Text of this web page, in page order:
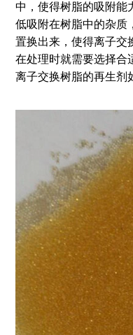
中，使得树脂的吸附能
低吸附在树脂中的杂质
置换出来，使得离子交
在处理时就需要选择合
离子交换树脂的再生剂